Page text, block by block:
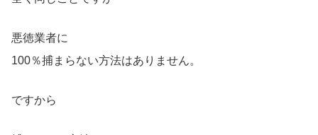
悪徳業者に
100％捕まらない方法はありません。
ですから